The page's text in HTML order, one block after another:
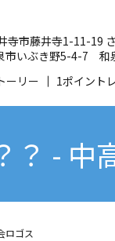
ーリー 1ポイント
寺市藤井寺1-11-19
いぶき野5-4-7 和
- 中
ロゴス